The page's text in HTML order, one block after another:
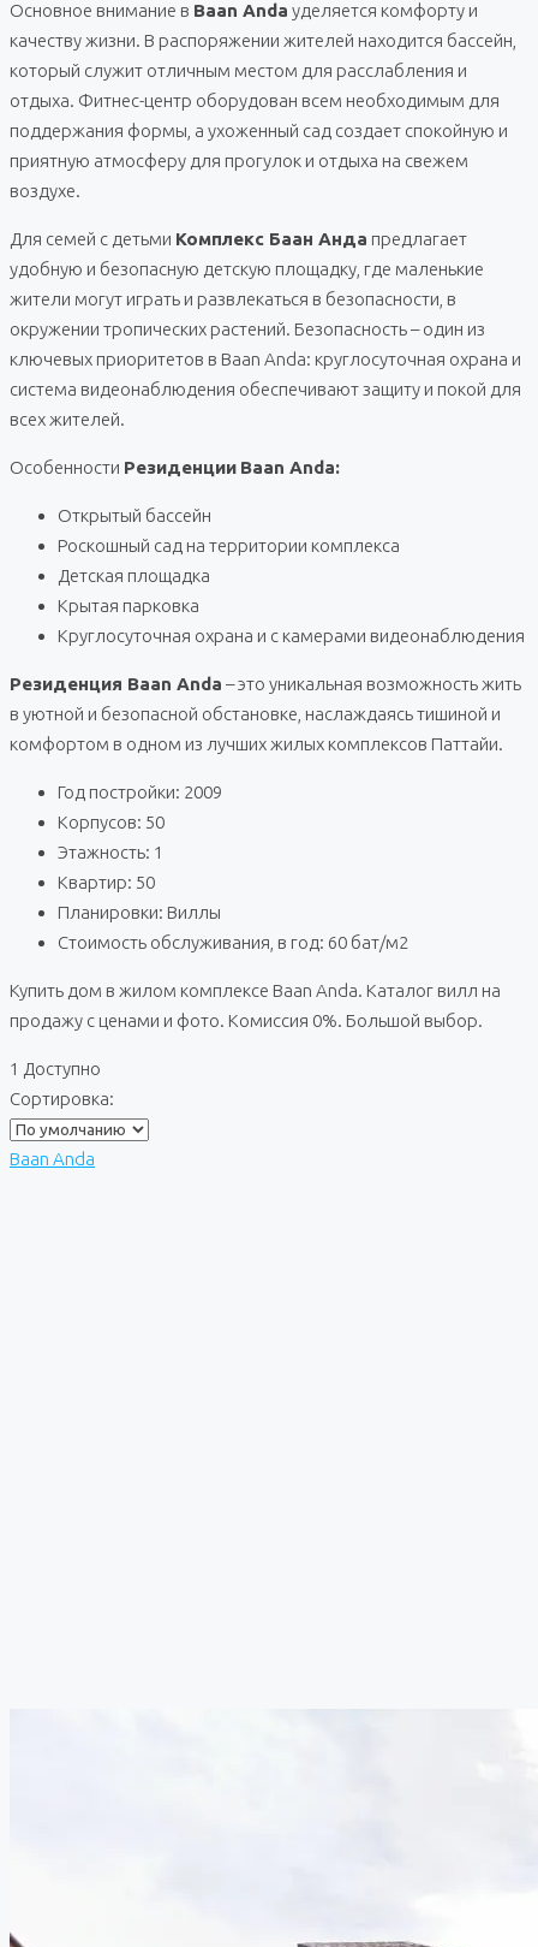
Основное внимание в Baan Anda уделяется комфорту и
качеству жизни. В распоряжении жителей находится бассейн,
который служит отличным местом для расслабления и
отдыха. Фитнес-центр оборудован всем необходимым для
поддержания формы, а ухоженный сад создает спокойную и
приятную атмосферу для прогулок и отдыха на свежем
воздухе.
Для семей с детьми Комплекс Баан Анда предлагает
удобную и безопасную детскую площадку, где маленькие
жители могут играть и развлекаться в безопасности, в
окружении тропических растений. Безопасность – один из
ключевых приоритетов в Baan Anda: круглосуточная охрана и
система видеонаблюдения обеспечивают защиту и покой для
всех жителей.
Особенности Резиденции Baan Anda:
Открытый бассейн
Роскошный сад на территории комплекса
Детская площадка
Крытая парковка
Круглосуточная охрана и с камерами видеонаблюдения
Резиденция Baan Anda – это уникальная возможность жить
в уютной и безопасной обстановке, наслаждаясь тишиной и
комфортом в одном из лучших жилых комплексов Паттайи.
Год постройки: 2009
Корпусов: 50
Этажность: 1
Квартир: 50
Планировки: Виллы
Стоимость обслуживания, в год: 60 бат/м2
Купить дом в жилом комплексе Baan Anda. Каталог вилл на
продажу с ценами и фото. Комиссия 0%. Большой выбор.
1 Доступно
Сортировка:
Baan Anda